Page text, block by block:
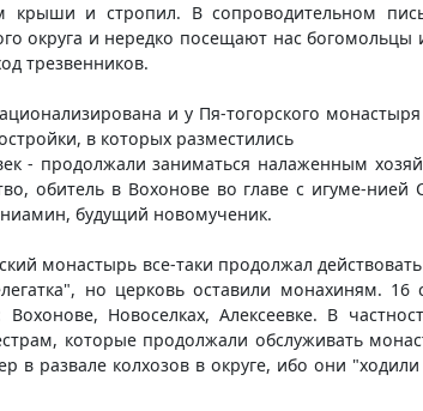
и стропил. В сопроводительном
округа и нередко посещают нас
трезвенников.
и у Пя-тогорского монастыря
в которых разместились
- продолжали заниматься налаженным
обитель в Вохонове во главе с игуме-нией
будущий новомученик.
монастырь все-таки продолжал действовать
но церковь оставили монахиням. 16
Новоселках, Алексеевке. В
которые продолжали обслуживать
в развале колхозов в округе, ибо они